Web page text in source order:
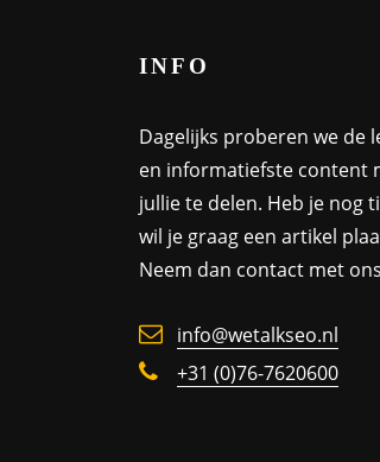
INFO
Dagelijks proberen we de
en informatiefste content
jullie te delen. Heb je nog
wil je graag een artikel
Neem dan contact met
info@wetalkseo.nl
+31 (0)76-7620600